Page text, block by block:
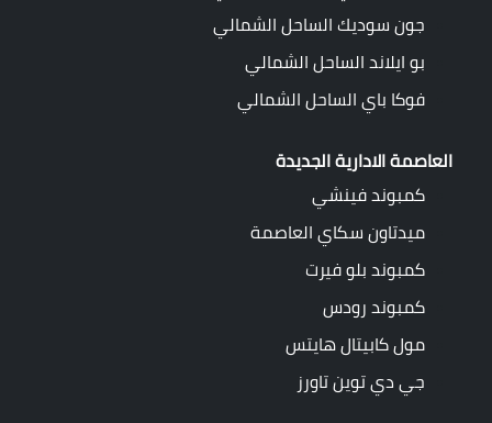
جون سوديك الساحل الشمالي
بو ايلاند الساحل الشمالي
فوكا باي الساحل الشمالي
العاصمة الادارية الجديدة
كمبوند فينشي
ميدتاون سكاي العاصمة
كمبوند بلو فيرت
كمبوند رودس
مول كابيتال هايتس
جي دي توين تاورز